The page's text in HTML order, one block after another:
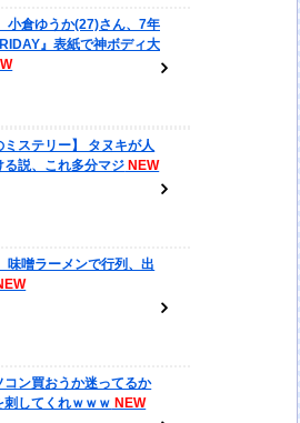
小倉ゆうか(27)さん、7年
』表紙で神ボディ大
ミステリー】 タヌキが人
る説、これ多分マジ
味噌ラーメンで行列、出
コン買おうか迷ってるか
刺してくれｗｗｗ